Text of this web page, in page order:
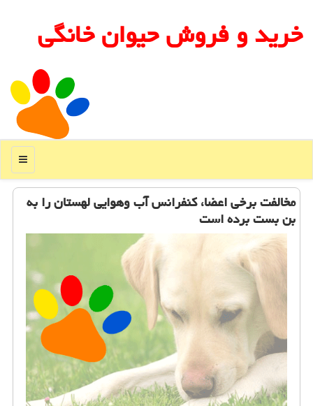
خرید و فروش حیوان خانگی
منو
مخالفت برخی اعضا، كنفرانس آب وهوایی لهستان را به
بن بست برده است